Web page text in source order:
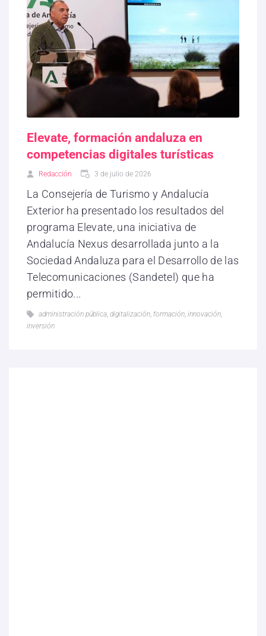
Elevate, formación andaluza en
competencias digitales turísticas
Redacción 3 de julio de 2026
La Consejería de Turismo y Andalucía
Exterior ha presentado los resultados del
programa Elevate, una iniciativa de
Andalucía Nexus desarrollada junto a la
Sociedad Andaluza para el Desarrollo de las
Telecomunicaciones (Sandetel) que ha
permitido...
administración pública, digitalización, formación, innovación,
inversión